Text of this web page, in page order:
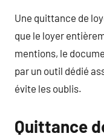
Une quittance de
que le loyer
mentions, le
par un outil dédié
évite les oublis.
Quittance